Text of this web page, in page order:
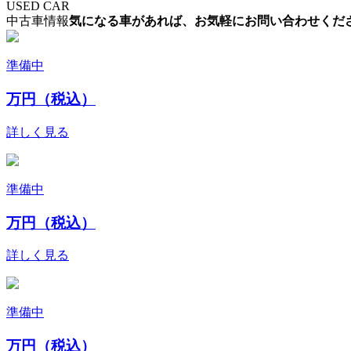
USED CAR
中古車情報気になる車があれば、お気軽にお問い合わせくだ
準備中
万円（税込）
詳しく見る
準備中
万円（税込）
詳しく見る
準備中
万円（税込）